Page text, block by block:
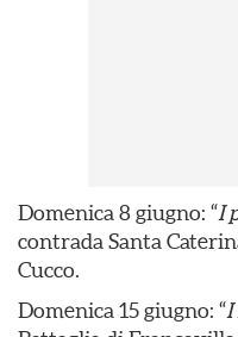
Domenica 8 giugno: “I
contrada Santa
Cucco.
Domenica 15 giugno: “I